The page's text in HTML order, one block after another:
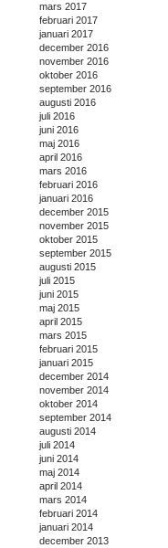
mars 2017
februari 2017
januari 2017
december 2016
november 2016
oktober 2016
september 2016
augusti 2016
juli 2016
juni 2016
maj 2016
april 2016
mars 2016
februari 2016
januari 2016
december 2015
november 2015
oktober 2015
september 2015
augusti 2015
juli 2015
juni 2015
maj 2015
april 2015
mars 2015
februari 2015
januari 2015
december 2014
november 2014
oktober 2014
september 2014
augusti 2014
juli 2014
juni 2014
maj 2014
april 2014
mars 2014
februari 2014
januari 2014
december 2013